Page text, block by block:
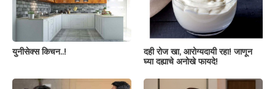
युनीसेक्स किचन..!
दही रोज खा, आरोग्यदायी रहा! जाणून
घ्या दह्याचे अनोखे फायदे!